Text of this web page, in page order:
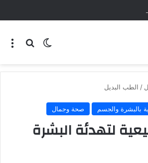
/ الطب البديل
بالبشرة والجسم صحة وجمال
لتهدئة البشرة